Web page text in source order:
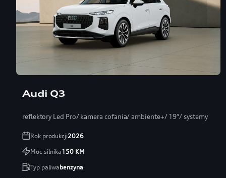
Audi Q3
reflektory Led Pro/ kamera cofania/ ambiente+/ 19″/ systemy
Rok produkcji2026
Moc silnika150KM
Typ paliwabenzyna